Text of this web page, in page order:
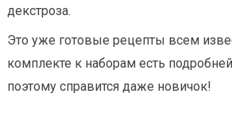
декстроза.
Это уже готовые рецепты всем
комплекте к наборам есть
поэтому справится даже новичок!